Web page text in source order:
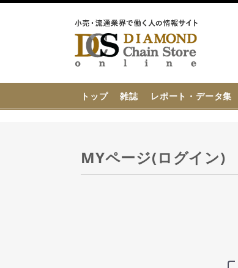
トップ 雑誌 レポート・データ集
MYページ(ログイン)